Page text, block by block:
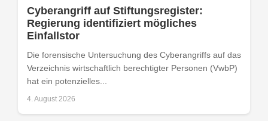
Cyberangriff auf Stiftungsregister:
Regierung identifiziert mögliches
Einfallstor
Die forensische Untersuchung des Cyberangriffs auf das
Verzeichnis wirtschaftlich berechtigter Personen (VwbP)
hat ein potenzielles...
4. August 2026